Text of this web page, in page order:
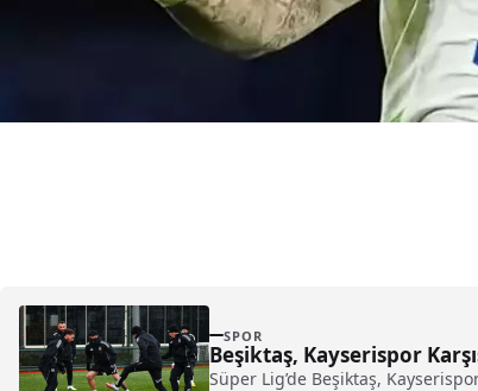
SPOR
Beşiktaş, Kayserispor
Süper Lig’de Beşiktaş,